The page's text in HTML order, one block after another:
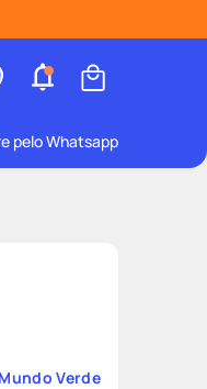
pelo Whatsapp
Mundo Verde